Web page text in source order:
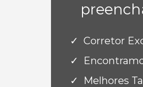
Corretor
Melhores